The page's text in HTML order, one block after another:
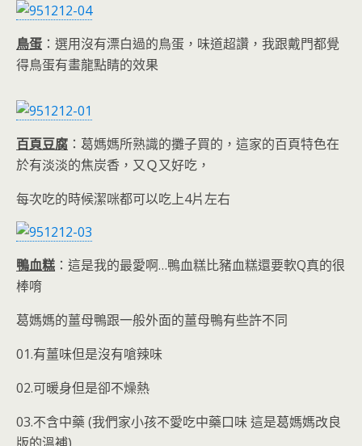
鳥蛋 ：選用沒有漂白過的鳥蛋，味道超讚，我跟戴門都覺
得鳥蛋有畫龍點睛的效果
百頁豆腐 ：葛媽媽所熟識的攤子買的，這家的百頁特色在
於有淡淡的焦炭香，又Ｑ又好吃，
每次吃的時候潔咪都可以吃上4片左右
鴨血糕 ：這是我的最愛啊…鴨血糕比豬血糕還要軟Q真的很
棒唷
葛媽媽的薑母鴨跟一般外面的薑母鴨有些許不同
01.有薑味但是沒有嗆辣味
02.可暖身但是卻不燥熱
03.不含中藥 (我們家小孩不愛吃中藥口味 這是葛媽媽改良